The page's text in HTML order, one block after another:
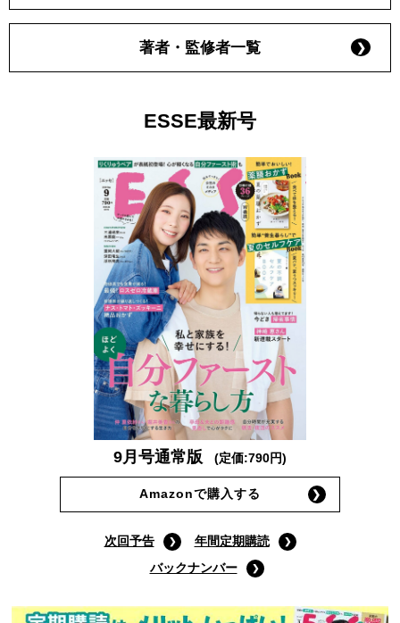
著者・監修者一覧
ESSE最新号
9月号通常版 (定価:790円)
Amazonで購入する
次回予告
年間定期購読
バックナンバー